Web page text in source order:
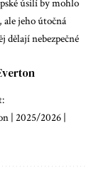
úsilí by mohlo
jeho útočná
dělají nebezpečné
| 2025/2026 |